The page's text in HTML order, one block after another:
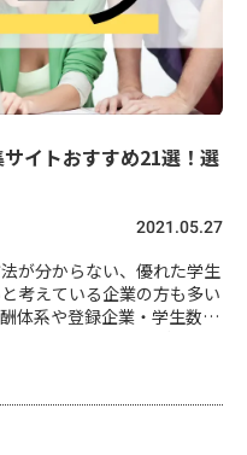
サイトおすすめ21選！選
2021.05.27
が分からない、優れた学生
考えている企業の方も多い
体系や登録企業・学生数な